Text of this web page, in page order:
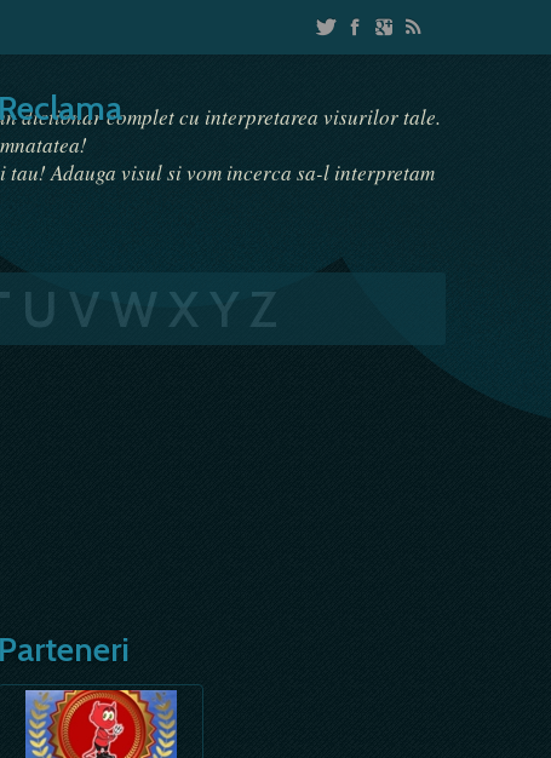
dictionar complet cu interpretarea visurilor tale.
Adauga visul si vom incerca sa-l interpretam
U VW XY Z
Parteneri